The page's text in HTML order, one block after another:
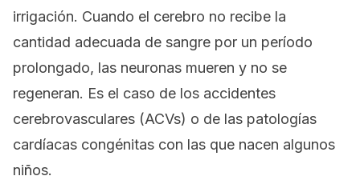
irrigación. Cuando el cerebro no recibe la
cantidad adecuada de sangre por un período
prolongado, las neuronas mueren y no se
regeneran. Es el caso de los accidentes
cerebrovasculares (ACVs) o de las patologías
cardíacas congénitas con las que nacen algunos
niños.